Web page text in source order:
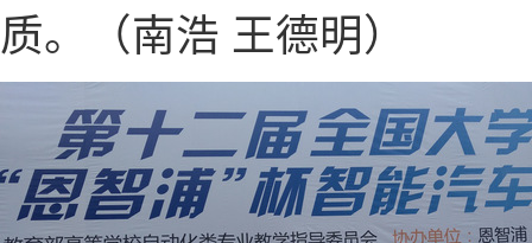
质。（南浩 王德明）